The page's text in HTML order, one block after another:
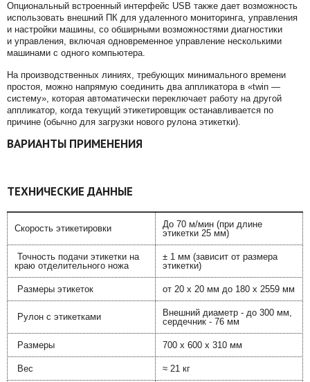
Опциональный встроенный интерфейс USB также дает возможность
использовать внешний ПК для удаленного мониторинга, управления
и настройки машины, со обширными возможностями диагностики
и управления, включая одновременное управление несколькими
машинами с одного компьютера.
На производственных линиях, требующих минимального времени
простоя, можно напрямую соединить два аппликатора в «twin —
систему», которая автоматически переключает работу на другой
аппликатор, когда текущий этикетировщик останавливается по
причине (обычно для загрузки нового рулона этикетки).
ВАРИАНТЫ ПРИМЕНЕНИЯ
ТЕХНИЧЕСКИЕ ДАННЫЕ
Скорость этикетировки
До 70 м/мин (при длине
этикетки 25 мм)
Точность подачи этикетки на
краю отделительного ножа
± 1 мм (зависит от размера
этикетки)
Размеры этикеток от 20 x 20 мм до 180 x 2559 мм
Рулон с этикетками
Внешний диаметр - до 300 мм,
сердечник - 76 мм
Размеры 700 x 600 x 310 мм
Вес ≈ 21 кг